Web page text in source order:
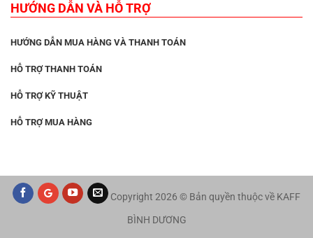
HƯỚNG DẪN VÀ HỖ TRỢ
HƯỚNG DẪN MUA HÀNG VÀ THANH TOÁN
HỖ TRỢ THANH TOÁN
HỖ TRỢ KỸ THUẬT
HỖ TRỢ MUA HÀNG
Copyright 2026 © Bản quyền thuộc về KAFF
BÌNH DƯƠNG